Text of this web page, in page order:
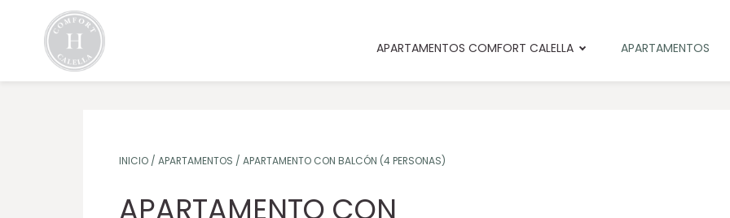
APARTAMENTOS COMFORT CALELLA APARTAMENTOS
INICIO / APARTAMENTOS / APARTAMENTO CON BALCÓN (4 PERSONAS)
APARTAMENTO CON